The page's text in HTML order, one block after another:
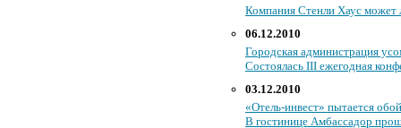
Компания Стенли Хаус может
06.12.2010
Городская администрация
Состоялась III ежегодная
03.12.2010
«Отель-инвест» пытается
В гостинице Амбассадор